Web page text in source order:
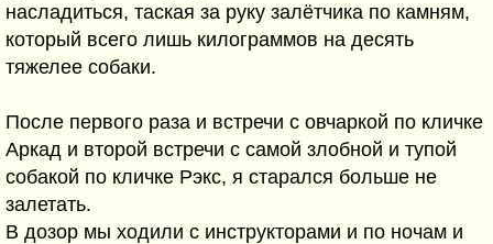
насладиться, таская за руку залётчика по камням,
который всего лишь килограммов на десять
тяжелее собаки.
После первого раза и встречи с овчаркой по кличке
Аркад и второй встречи с самой злобной и тупой
собакой по кличке Рэкс, я старался больше не
залетать.
В дозор мы ходили с инструкторами и по ночам и